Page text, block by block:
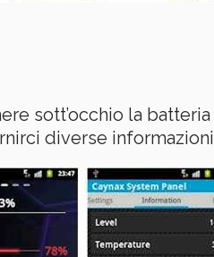
sott’occhio la
diverse